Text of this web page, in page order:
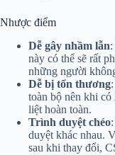
Nhược điểm
Dễ gây nhầm lẫn
này có thể sẽ rất
những người
Dễ bị tổn thương
toàn bộ nên khi có
liệt hoàn toàn.
Trình duyệt chéo
duyệt khác nhau.
sau khi thay đổi,